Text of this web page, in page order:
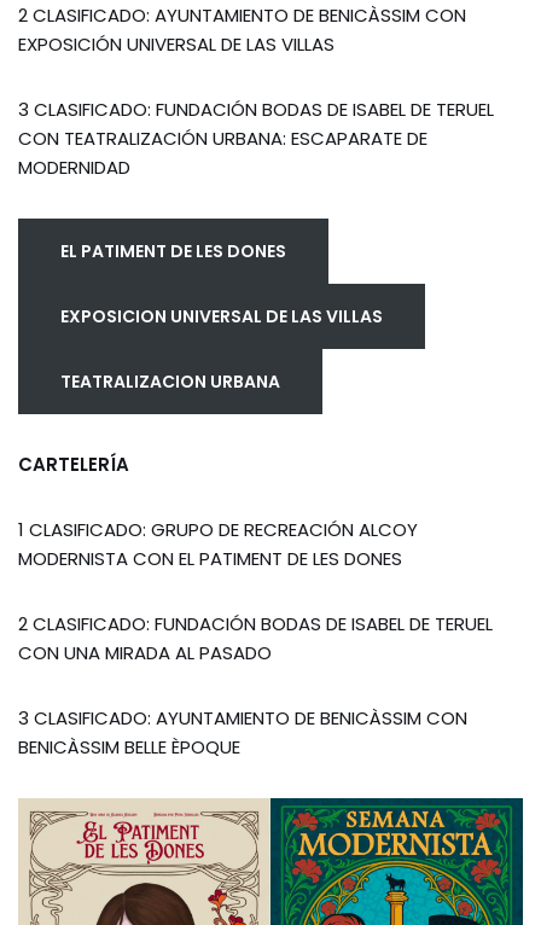
2 CLASIFICADO: AYUNTAMIENTO DE BENICÀSSIM CON
EXPOSICIÓN UNIVERSAL DE LAS VILLAS
3 CLASIFICADO: FUNDACIÓN BODAS DE ISABEL DE TERUEL
CON TEATRALIZACIÓN URBANA: ESCAPARATE DE
MODERNIDAD
EL PATIMENT DE LES DONES
EXPOSICION UNIVERSAL DE LAS VILLAS
TEATRALIZACION URBANA
CARTELERÍA
1 CLASIFICADO: GRUPO DE RECREACIÓN ALCOY
MODERNISTA CON EL PATIMENT DE LES DONES
2 CLASIFICADO: FUNDACIÓN BODAS DE ISABEL DE TERUEL
CON UNA MIRADA AL PASADO
3 CLASIFICADO: AYUNTAMIENTO DE BENICÀSSIM CON
BENICÀSSIM BELLE ÈPOQUE